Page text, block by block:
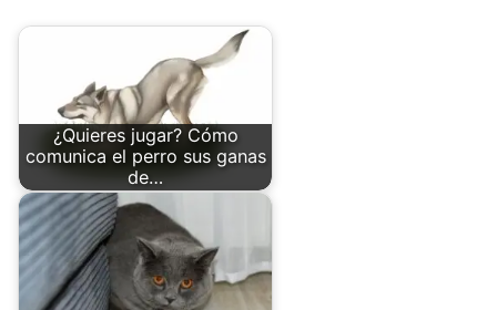
¿Quieres jugar? Cómo
comunica el perro sus ganas
de…